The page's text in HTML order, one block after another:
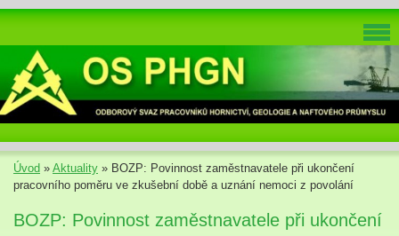
Úvod » Aktuality » BOZP: Povinnost zaměstnavatele při ukončení
pracovního poměru ve zkušební době a uznání nemoci z povolání
BOZP: Povinnost zaměstnavatele při ukončení